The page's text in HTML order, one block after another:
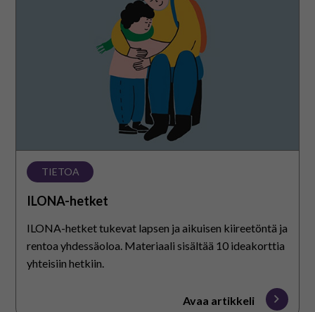
TIETOA
ILONA-hetket
ILONA-hetket tukevat lapsen ja aikuisen kiireetöntä ja
rentoa yhdessäoloa. Materiaali sisältää 10 ideakorttia
yhteisiin hetkiin.
Avaa artikkeli